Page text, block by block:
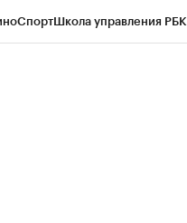
СпортШкола управления РБК